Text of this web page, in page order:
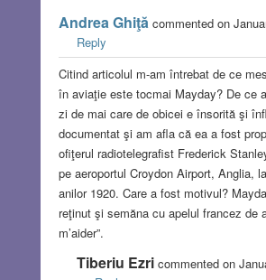
Andrea Ghiţăcommented on
Reply
Citind articolul m-am întrebat de ce
în aviaţie este tocmai Mayday? De ce
zi de mai care de obicei e însorită şi
documentat şi am afla că ea a fost
ofiţerul radiotelegrafist Frederick
pe aeroportul Croydon Airport, Anglia,
anilor 1920. Care a fost motivul?
reţinut şi semăna cu apelul francez de
m’aider”.
Tiberiu Ezricommented on